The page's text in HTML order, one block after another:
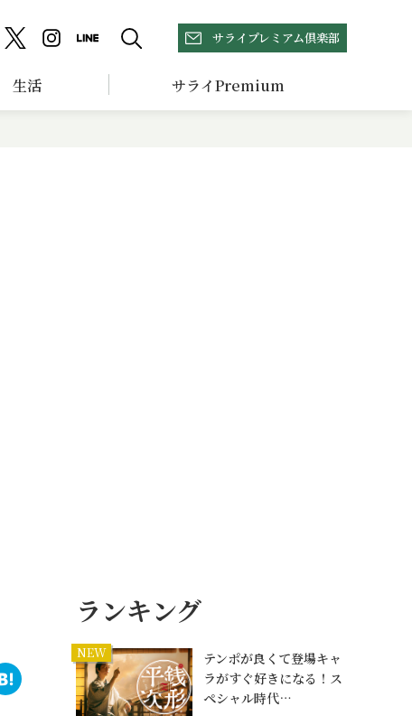
サライプレミアム倶楽部
生活 サライPremium
ランキング
NEW
テンポが良くて登場キャ
ラがすぐ好きになる！ス
ペシャル時代…